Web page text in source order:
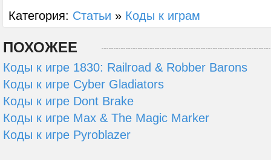
Категория: Статьи » Коды к играм
ПОХОЖЕЕ
Коды к игре 1830: Railroad & Robber Barons
Коды к игре Cyber Gladiators
Коды к игре Dont Brake
Коды к игре Max & The Magic Marker
Коды к игре Pyroblazer